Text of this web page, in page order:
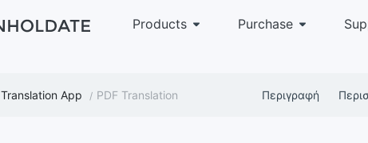
Products Purchase
Translation App PDF Translation Περιγραφή